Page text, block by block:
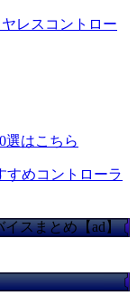
レスコントロー
選はこちら
すめコントローラ
スまとめ【ad】